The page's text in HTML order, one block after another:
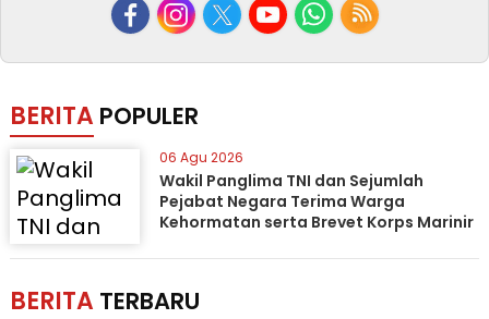
BERITA POPULER
06 Agu 2026
Wakil Panglima TNI dan Sejumlah
Pejabat Negara Terima Warga
Kehormatan serta Brevet Korps Marinir
BERITA TERBARU